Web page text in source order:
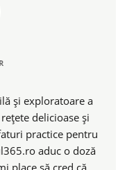
și exploratoare a
delicioase și
practice pentru
aduc o doză